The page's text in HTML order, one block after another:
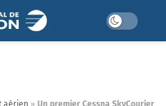
aérien » Un premier Cessna SkyCourier